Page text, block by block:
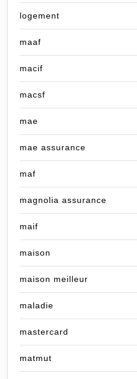
logement
maaf
macif
macsf
mae
mae assurance
maf
magnolia assurance
maif
maison
maison meilleur
maladie
mastercard
matmut